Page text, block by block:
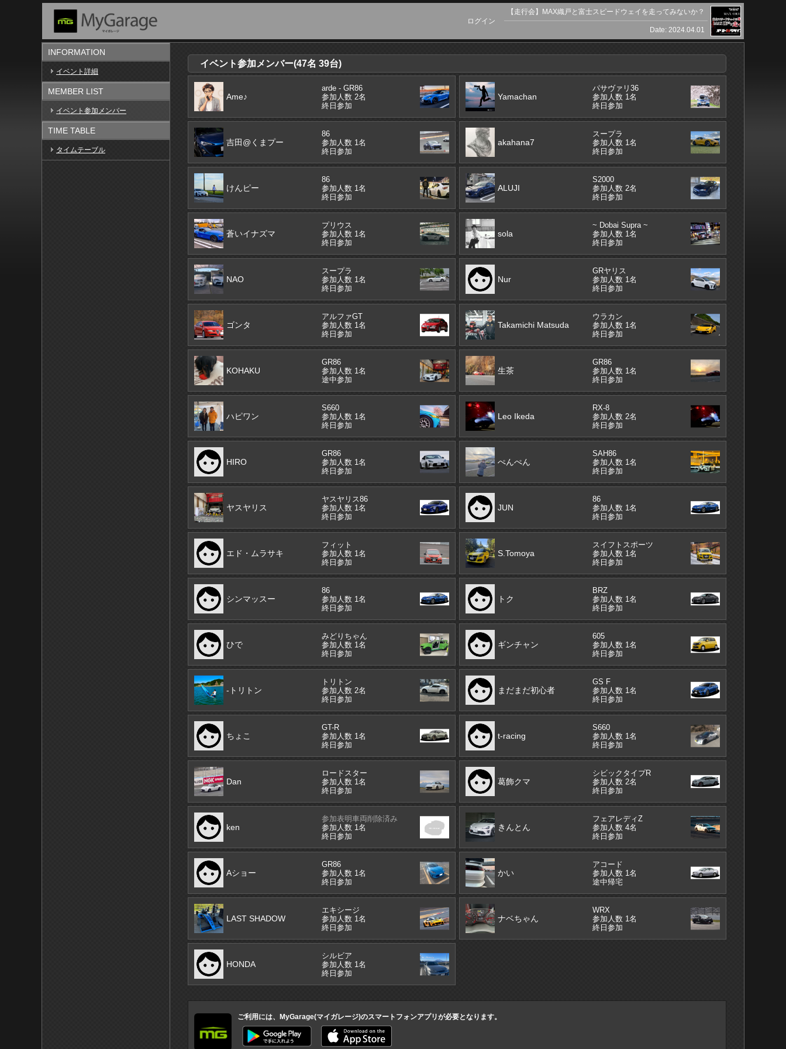
ログイン
【走行会】MAX織戸と富士スピードウェイを走ってみないか？
Date: 2024.04.01
INFORMATION
イベント詳細
MEMBER LIST
イベント参加メンバー
TIME TABLE
タイムテーブル
イベント参加メンバー(47名 39台)
Ame♪
arde - GR86
参加人数 2名
終日参加
Yamachan
パサヴァリ36
参加人数 1名
終日参加
吉田@くまプー
86
参加人数 1名
終日参加
akahana7
スープラ
参加人数 1名
終日参加
けんピー
86
参加人数 1名
終日参加
ALUJI
S2000
参加人数 2名
終日参加
蒼いイナズマ
プリウス
参加人数 1名
終日参加
sola
~ Dobai Supra ~
参加人数 1名
終日参加
NAO
スープラ
参加人数 1名
終日参加
Nur
GRヤリス
参加人数 1名
終日参加
ゴンタ
アルファGT
参加人数 1名
終日参加
Takamichi Matsuda
ウラカン
参加人数 1名
終日参加
KOHAKU
GR86
参加人数 1名
途中参加
生茶
GR86
参加人数 1名
終日参加
ハピワン
S660
参加人数 1名
終日参加
Leo Ikeda
RX-8
参加人数 2名
終日参加
HIRO
GR86
参加人数 1名
終日参加
ぺんぺん
SAH86
参加人数 1名
終日参加
ヤスヤリス
ヤスヤリス86
参加人数 1名
終日参加
JUN
86
参加人数 1名
終日参加
エド・ムラサキ
フィット
参加人数 1名
終日参加
S.Tomoya
スイフトスポーツ
参加人数 1名
終日参加
シンマッスー
86
参加人数 1名
終日参加
トク
BRZ
参加人数 1名
終日参加
ひで
みどりちゃん
参加人数 1名
終日参加
ギンチャン
605
参加人数 1名
終日参加
-トリトン
トリトン
参加人数 2名
終日参加
まだまだ初心者
GS F
参加人数 1名
終日参加
ちょこ
GT-R
参加人数 1名
終日参加
t-racing
S660
参加人数 1名
終日参加
Dan
ロードスター
参加人数 1名
終日参加
葛飾クマ
シビックタイプR
参加人数 2名
終日参加
ken
参加表明車両削除済み
参加人数 1名
終日参加
きんとん
フェアレディZ
参加人数 4名
終日参加
Aショー
GR86
参加人数 1名
終日参加
かい
アコード
参加人数 1名
途中帰宅
LAST SHADOW
エキシージ
参加人数 1名
終日参加
ナベちゃん
WRX
参加人数 1名
終日参加
HONDA
シルビア
参加人数 1名
終日参加
ご利用には、MyGarage(マイガレージ)のスマートフォンアプリが必要となります。